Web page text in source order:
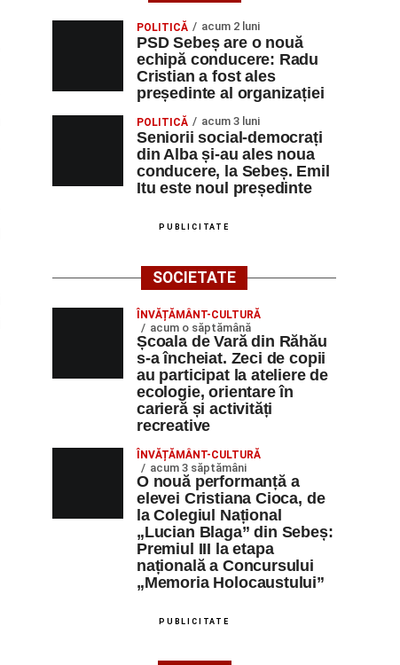
POLITICĂ acum 2 luni
PSD Sebeș are o nouă
echipă conducere: Radu
Cristian a fost ales
președinte al organizației
POLITICĂ acum 3 luni
Seniorii social-democrați
din Alba și-au ales noua
conducere, la Sebeș. Emil
Itu este noul președinte
PUBLICITATE
SOCIETATE
ÎNVĂȚĂMÂNT-CULTURĂ
acum o săptămână
Școala de Vară din Răhău
s-a încheiat. Zeci de copii
au participat la ateliere de
ecologie, orientare în
carieră și activități
recreative
ÎNVĂȚĂMÂNT-CULTURĂ
acum 3 săptămâni
O nouă performanță a
elevei Cristiana Cioca, de
la Colegiul Național
„Lucian Blaga” din Sebeș:
Premiul III la etapa
națională a Concursului
„Memoria Holocaustului”
PUBLICITATE